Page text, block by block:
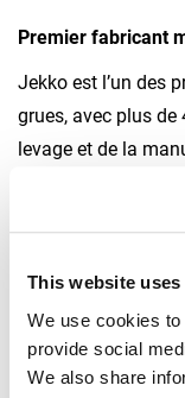
This website
We use cookies
provide social
We also share
Premier fabricant
Jekko est l’un des
grues, avec plus de
levage et de la
Jekko propose
d’un moteur diesel,
hydrauliques, des
poutres, des
poutres de levage.